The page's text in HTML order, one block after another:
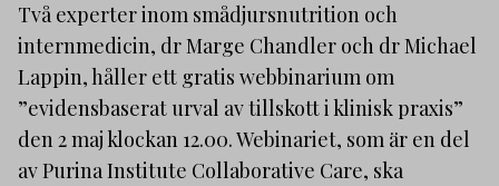
Två experter inom smådjursnutrition och
internmedicin, dr Marge Chandler och dr Michael
Lappin, håller ett gratis webbinarium om
”evidensbaserat urval av tillskott i klinisk praxis”
den 2 maj klockan 12.00. Webinariet, som är en del
av Purina Institute Collaborative Care, ska